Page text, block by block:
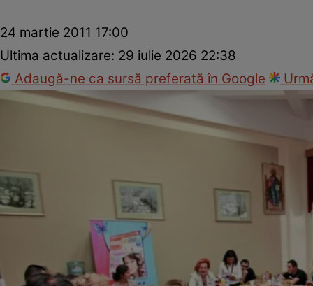
24 martie 2011 17:00
Ultima actualizare: 29 iulie 2026 22:38
Adaugă-ne ca sursă preferată în Google